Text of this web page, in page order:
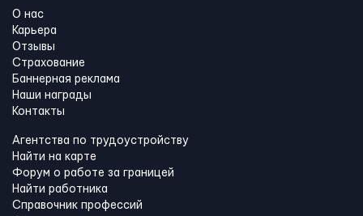
О нас
Карьера
Отзывы
Страхование
Баннерная реклама
Наши награды
Контакты
Агентства по трудоустройству
Найти на карте
Форум о работе за границей
Найти работника
Справочник профессий